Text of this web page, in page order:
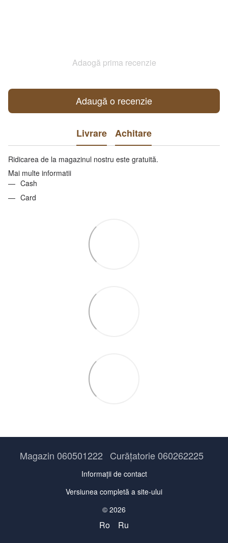
Adaogă prima recenzie
Adaugă o recenzie
Livrare Achitare
Ridicarea de la magazinul nostru este gratuită.
Mai multe informatii
Cash
Card
Magazin 060501222 Curățatorie 060262225
Informații de contact
Versiunea completă a site-ului
© 2026
Ro Ru